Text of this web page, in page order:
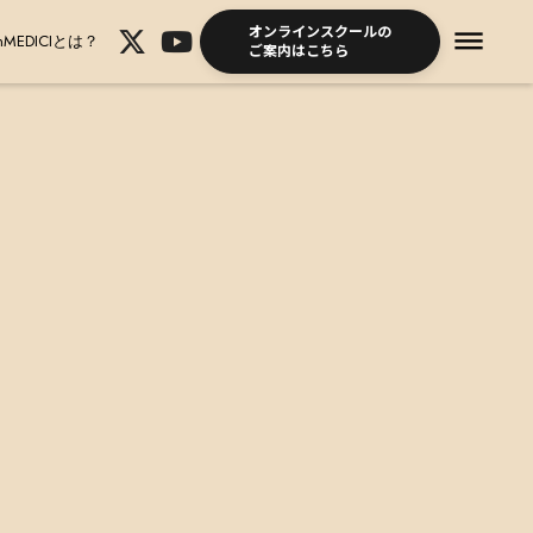
とは？
オンラインスクールの
ご案内はこちら
dehaze